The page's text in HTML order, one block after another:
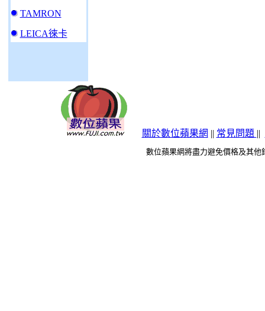
TAMRON
LEICA徠卡
關於數位蘋果網 || 常見問題 ||
數位蘋果網將盡力避免價格及其